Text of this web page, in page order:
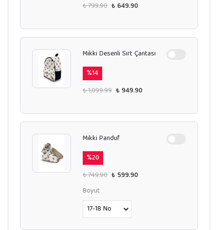
₺ 799.90 ₺ 649.90
Mikki Desenli Sırt Çantası
%14
₺ 1,099.99 ₺ 949.90
Mikki Panduf
%20
₺ 749.90 ₺ 599.90
Boyut